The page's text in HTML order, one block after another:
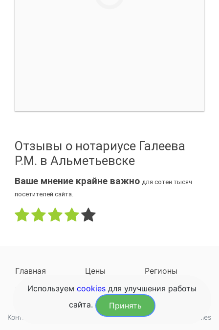
Отзывы о нотариусе Галеева
Р.М. в Альметьевске
Ваше мнение крайне важно для сотен тысяч
посетителей сайта.
Главная Цены
Регионы
Наследодатели
Задать вопрос
Контакты Обработка данных Конфиденциальность Cookies
Используем cookies для улучшения работы
сайта.
Принять